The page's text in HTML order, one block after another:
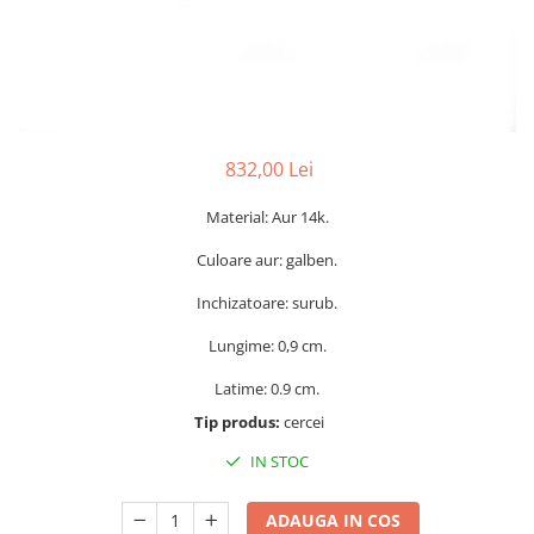
832,00 Lei
Material: Aur 14k.
Culoare aur: galben.
Inchizatoare: surub.
Lungime: 0,9 cm.
Latime: 0.9 cm.
Tip produs: cercei
IN STOC
ADAUGA IN COS